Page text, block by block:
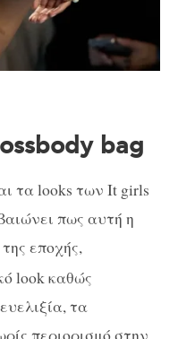
bag
τα looks των It girls
πως αυτή η
εποχής,
look καθώς
τα